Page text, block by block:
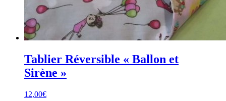
Tablier Réversible « Ballon et
Sirène »
12,00€